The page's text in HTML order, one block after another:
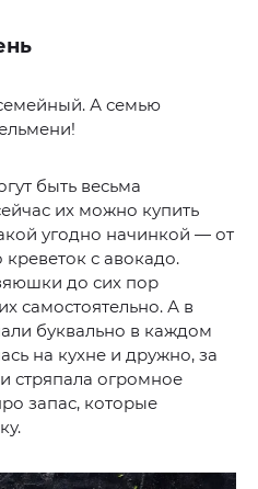
А семью
быть весьма
их можно купить
угодно начинкой — от
с авокадо.
до сих пор
самостоятельно. А в
буквально в каждом
на кухне и дружно, за
стряпала огромное
запас, которые